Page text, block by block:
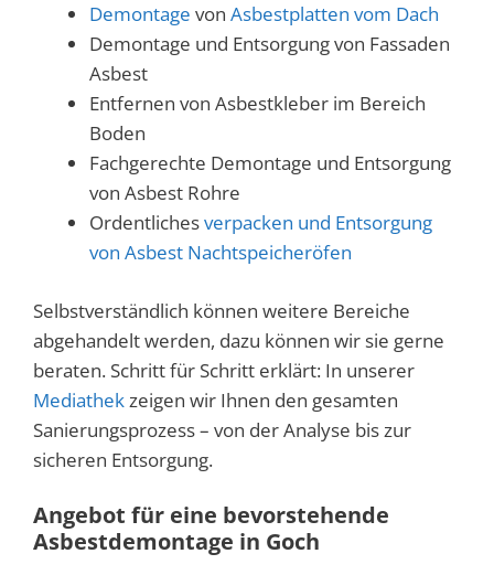
Demontage von Asbestplatten vom Dach
Demontage und Entsorgung von Fassaden
Asbest
Entfernen von Asbestkleber im Bereich
Boden
Fachgerechte Demontage und Entsorgung
von Asbest Rohre
Ordentlichesverpacken und Entsorgung
von Asbest Nachtspeicheröfen
Selbstverständlich können weitere Bereiche
abgehandelt werden, dazu können wir sie gerne
beraten. Schritt für Schritt erklärt: In unserer
Mediathekzeigen wir Ihnen den gesamten
Sanierungsprozess – von der Analyse bis zur
sicheren Entsorgung.
Angebot für eine bevorstehende
Asbestdemontage in Goch